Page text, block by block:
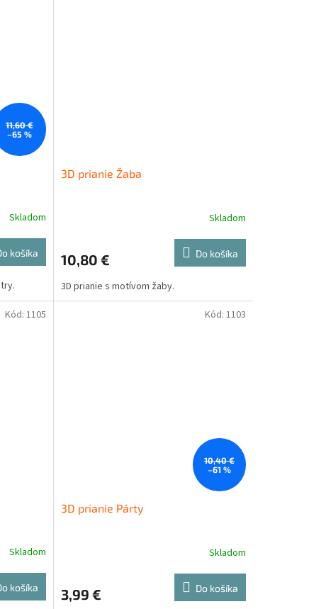
11,60 €
–65 %
Skladom
košíka
3D prianie Žaba
Skladom
10,80 € Do košíka
3D prianie s motívom žaby.
Skladom
košíka
Kód: 1105
10,40 €
–61 %
3D prianie Párty
Skladom
3,99 € Do košíka
Kód: 1103